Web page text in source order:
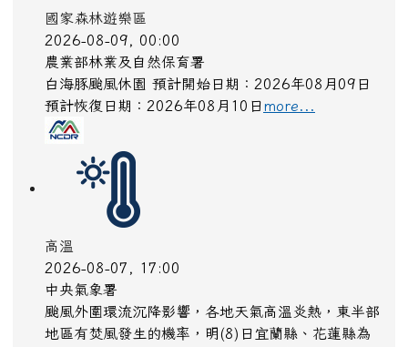
國家森林遊樂區
2026-08-09, 00:00
農業部林業及自然保育署
白海豚颱風休園 預計開始日期：2026年08月09日
預計恢復日期：2026年08月10日
高溫
2026-08-07, 17:00